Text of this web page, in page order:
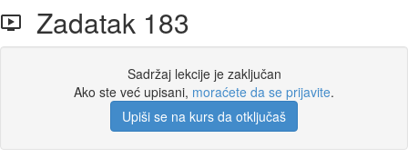
Zadatak 183
Sadržaj lekcije je zaključan
Ako ste već upisani, moraćete da se prijavite.
Upiši se na kurs da otključaš